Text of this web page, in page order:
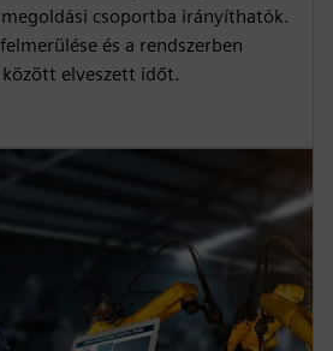
csoportba irányíthatók.
és a rendszerben
elveszett időt.